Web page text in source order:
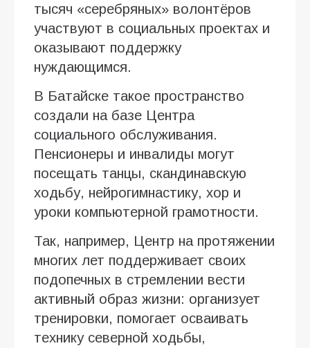
тысяч «серебряных» волонтёров
участвуют в социальных проектах и
оказывают поддержку
нуждающимся.
В Батайске такое пространство
создали на базе Центра
социального обслуживания.
Пенсионеры и инвалиды могут
посещать танцы, скандинавскую
ходьбу, нейрогимнастику, хор и
уроки компьютерной грамотности.
Так, например, Центр на протяжении
многих лет поддерживает своих
подопечных в стремлении вести
активный образ жизни: организует
тренировки, помогает осваивать
технику северной ходьбы,